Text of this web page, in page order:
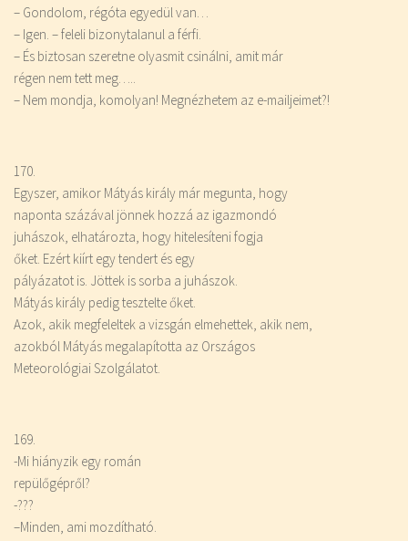
– Gondolom, régóta egyedül van…
– Igen. – feleli bizonytalanul a férfi.
– És biztosan szeretne olyasmit csinálni, amit már
régen nem tett meg…..
– Nem mondja, komolyan! Megnézhetem az e-mailjeimet?!
170.
Egyszer, amikor Mátyás király már megunta, hogy
naponta százával jönnek hozzá az igazmondó
juhászok, elhatározta, hogy hitelesíteni fogja
őket. Ezért kiírt egy tendert és egy
pályázatot is. Jöttek is sorba a juhászok.
Mátyás király pedig tesztelte őket.
Azok, akik megfeleltek a vizsgán elmehettek, akik nem,
azokból Mátyás megalapította az Országos
Meteorológiai Szolgálatot.
169.
-Mi hiányzik egy román
repülőgépről?
-???
–Minden, ami mozdítható.